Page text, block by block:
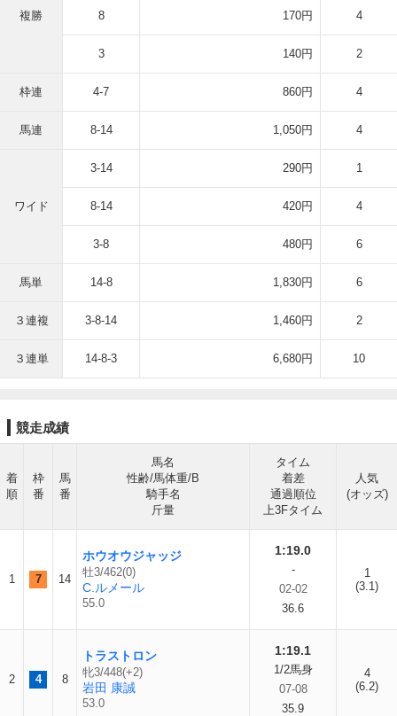
複勝 8 170円 4
3 140円 2
枠連 4-7 860円 4
馬連 8-14 1,050円 4
ワイド
3-14 290円 1
8-14 420円 4
3-8 480円 6
馬単 14-8 1,830円 6
３連複 3-8-14 1,460円 2
３連単 14-8-3 6,680円 10
競走成績
着
順
枠
番
馬
番
馬名
性齢/馬体重/B
騎手名
斤量
タイム
着差
通過順位
上3Fタイム
人気
(オッズ)
1 7 14
ホウオウジャッジ
牡3/462(0)
C.ルメール
55.0
1:19.0
-
02-02
36.6
1
(3.1)
2 4 8
トラストロン
牝3/448(+2)
岩田 康誠
53.0
1:19.1
1/2馬身
07-08
35.9
4
(6.2)